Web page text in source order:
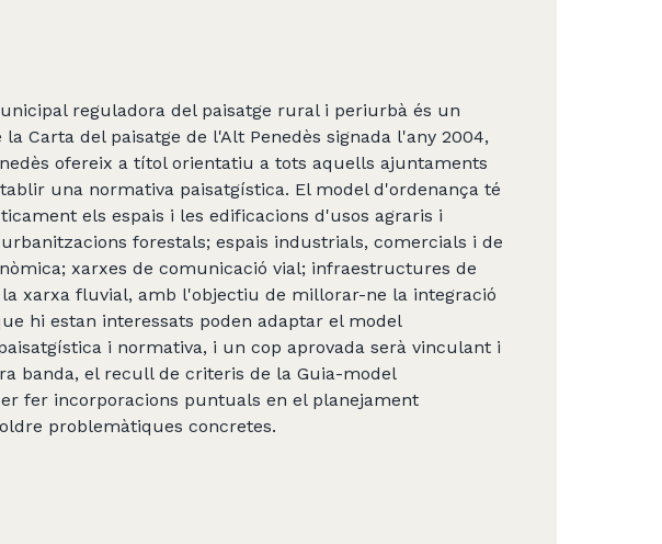
reguladora del paisatge rural i periurbà és un
Carta del paisatge de l'Alt Penedès signada l'any 2004,
ofereix a títol orientatiu a tots aquells ajuntaments
una normativa paisatgística. El model d'ordenança té
els espais i les edificacions d'usos agraris i
forestals; espais industrials, comercials i de
xarxes de comunicació vial; infraestructures de
xarxa fluvial, amb l'objectiu de millorar-ne la integració
hi estan interessats poden adaptar el model
i normativa, i un cop aprovada serà vinculant i
banda, el recull de criteris de la Guia-model
fer incorporacions puntuals en el planejament
problemàtiques concretes.